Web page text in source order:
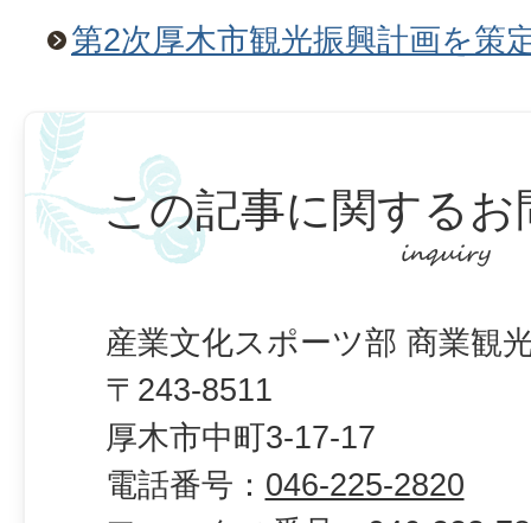
第2次厚木市観光振興計画を策
この記事に関するお
産業文化スポーツ部 商業観
〒243-8511
厚木市中町3-17-17
電話番号： 046-225-2820